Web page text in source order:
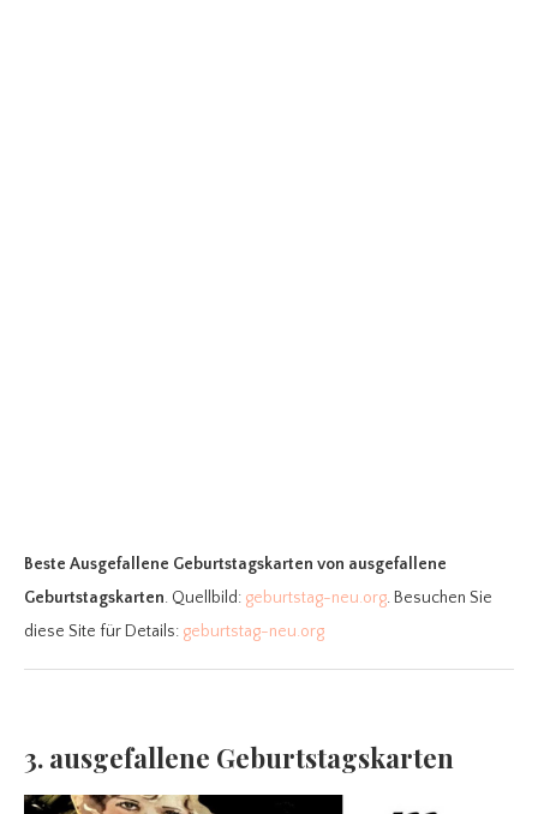
Beste Ausgefallene Geburtstagskarten von ausgefallene
Geburtstagskarten. Quellbild: geburtstag-neu.org. Besuchen Sie
diese Site für Details: geburtstag-neu.org
3. ausgefallene Geburtstagskarten